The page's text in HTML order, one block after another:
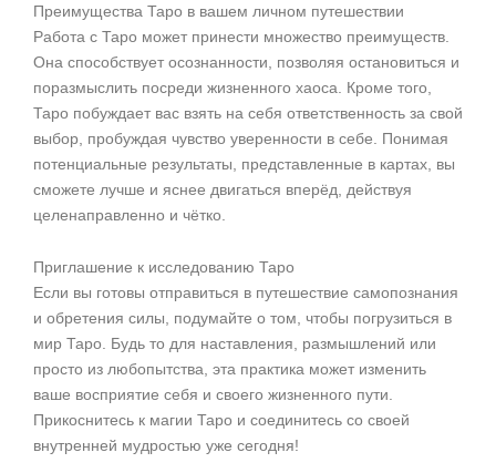
Преимущества Таро в вашем личном путешествии
Работа с Таро может принести множество преимуществ.
Она способствует осознанности, позволяя остановиться и
поразмыслить посреди жизненного хаоса. Кроме того,
Таро побуждает вас взять на себя ответственность за свой
выбор, пробуждая чувство уверенности в себе. Понимая
потенциальные результаты, представленные в картах, вы
сможете лучше и яснее двигаться вперёд, действуя
целенаправленно и чётко.
Приглашение к исследованию Таро
Если вы готовы отправиться в путешествие самопознания
и обретения силы, подумайте о том, чтобы погрузиться в
мир Таро. Будь то для наставления, размышлений или
просто из любопытства, эта практика может изменить
ваше восприятие себя и своего жизненного пути.
Прикоснитесь к магии Таро и соединитесь со своей
внутренней мудростью уже сегодня!